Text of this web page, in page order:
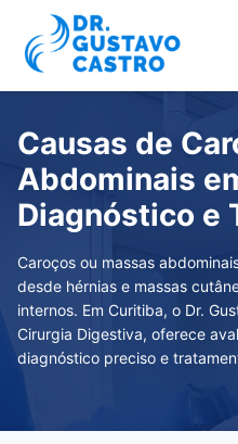
Causas de
Abdominais
Diagnóstico e
Caroços ou massas
desde hérnias e massas
internos. Em Curitiba, o Dr.
Cirurgia Digestiva, oferece
diagnóstico preciso e